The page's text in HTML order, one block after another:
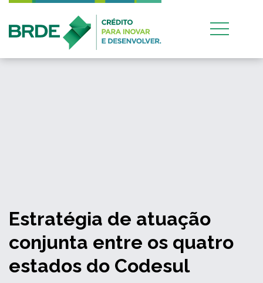
Estratégia de atuação
conjunta entre os quatro
estados do Codesul